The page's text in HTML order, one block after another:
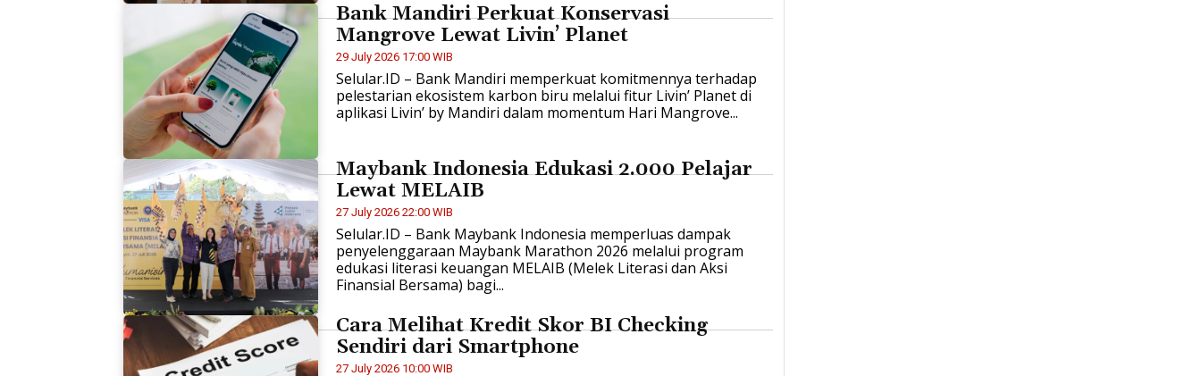
Bank Mandiri Perkuat Konservasi
Mangrove Lewat Livin’ Planet
29 July 2026 17:00 WIB
Selular.ID – Bank Mandiri memperkuat komitmennya terhadap
pelestarian ekosistem karbon biru melalui fitur Livin’ Planet di
aplikasi Livin’ by Mandiri dalam momentum Hari Mangrove...
Maybank Indonesia Edukasi 2.000 Pelajar
Lewat MELAIB
27 July 2026 22:00 WIB
Selular.ID – Bank Maybank Indonesia memperluas dampak
penyelenggaraan Maybank Marathon 2026 melalui program
edukasi literasi keuangan MELAIB (Melek Literasi dan Aksi
Finansial Bersama) bagi...
Cara Melihat Kredit Skor BI Checking
Sendiri dari Smartphone
27 July 2026 10:00 WIB